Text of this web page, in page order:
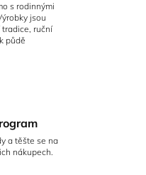
s rodinnými
jsou
ruční
půdě
a těšte se na
nákupech.